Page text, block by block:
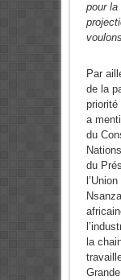
pour
Par
de la
priorité
a
du
du
la